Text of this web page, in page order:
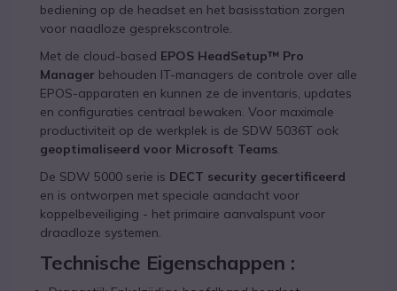
bediening op de headset en het basisstation zorgen
voor naadloze gesprekscontrole.
Met de cloud-based EPOS HeadSetup™ Pro
Manager behouden IT-managers de controle over alle
EPOS-apparaten en kunnen ze de inventaris, updates
en configuraties centraal bewaken. Voor maximale
productiviteit op de werkplek is de SDW 5036T ook
geoptimaliseerd voor Microsoft Teams.
De SDW 5000 serie is DECT security gecertificeerd
en is ontworpen met speciale aandacht voor
koppelbeveiliging - het primaire aanvalspunt voor
draadloze systemen.
Technische Eigenschappen :